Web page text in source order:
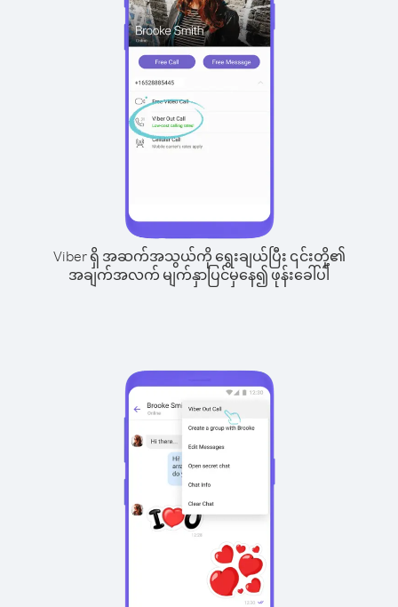
Viber ရှိ အဆက်အသွယ်ကို ရွေးချယ်ပြီး ၎င်းတို့၏
အချက်အလက် မျက်နှာပြင်မှနေ၍ ဖုန်းခေါ်ပါ